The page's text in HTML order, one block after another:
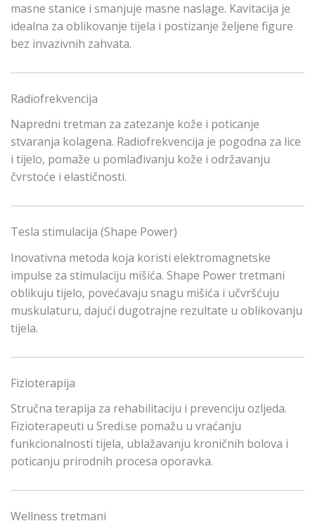
masne stanice i smanjuje masne naslage. Kavitacija je
idealna za oblikovanje tijela i postizanje željene figure
bez invazivnih zahvata.
Radiofrekvencija
Napredni tretman za zatezanje kože i poticanje
stvaranja kolagena. Radiofrekvencija je pogodna za lice
i tijelo, pomaže u pomlađivanju kože i održavanju
čvrstoće i elastičnosti.
Tesla stimulacija (Shape Power)
Inovativna metoda koja koristi elektromagnetske
impulse za stimulaciju mišića. Shape Power tretmani
oblikuju tijelo, povećavaju snagu mišića i učvršćuju
muskulaturu, dajući dugotrajne rezultate u oblikovanju
tijela.
Fizioterapija
Stručna terapija za rehabilitaciju i prevenciju ozljeda.
Fizioterapeuti u Sredi.se pomažu u vraćanju
funkcionalnosti tijela, ublažavanju kroničnih bolova i
poticanju prirodnih procesa oporavka.
Wellness tretmani